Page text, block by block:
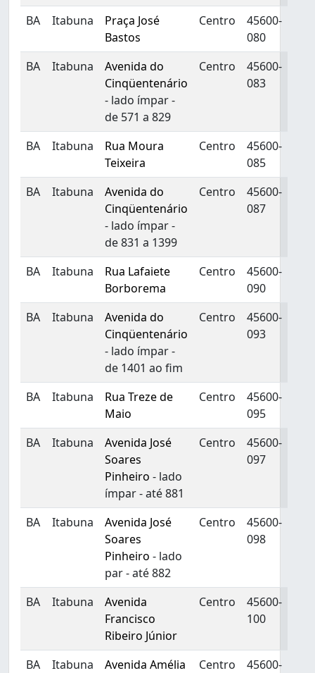
BA Itabuna
Praça José
Bastos
Centro
45600-
080
BA
Itabuna
Avenida do
Cinqüentenário
- lado ímpar -
de 571 a 829
Centro
45600-
083
BA Itabuna
Rua Moura
Teixeira
Centro
45600-
085
BA
Itabuna
Avenida do
Cinqüentenário
- lado ímpar -
de 831 a 1399
Centro
45600-
087
BA Itabuna
Rua Lafaiete
Borborema
Centro
45600-
090
BA
Itabuna
Avenida do
Cinqüentenário
- lado ímpar -
de 1401 ao fim
Centro
45600-
093
BA Itabuna
Rua Treze de
Maio
Centro
45600-
095
BA
Itabuna
Avenida José
Soares
Pinheiro - lado
ímpar - até 881
Centro
45600-
097
BA Itabuna
Avenida José
Soares
Pinheiro - lado
par - até 882
Centro
45600-
098
BA Itabuna
Avenida
Francisco
Ribeiro Júnior
Centro
45600-
100
BA Itabuna
Avenida Amélia
Centro
45600-